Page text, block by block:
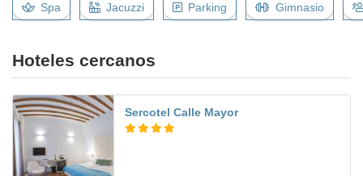
Spa Jacuzzi Parking Gimnasio
Hoteles cercanos
Sercotel Calle Mayor